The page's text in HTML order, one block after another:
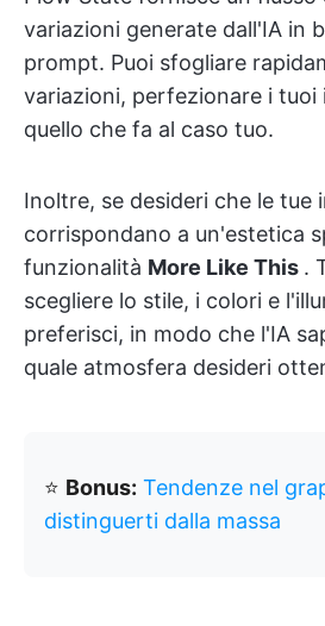
variazioni generate dall'IA in
prompt. Puoi sfogliare
variazioni, perfezionare i tuoi
quello che fa al caso tuo.
Inoltre, se desideri che le tue
corrispondano a un'estetica
funzionalità More Like This .
scegliere lo stile, i colori e
preferisci, in modo che l'IA
quale atmosfera desideri
⭐️ Bonus: Tendenze nel
distinguerti dalla massa